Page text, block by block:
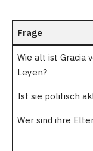
Frage
Wie alt ist Gracia
Leyen?
Ist sie politisch
Wer sind ihre